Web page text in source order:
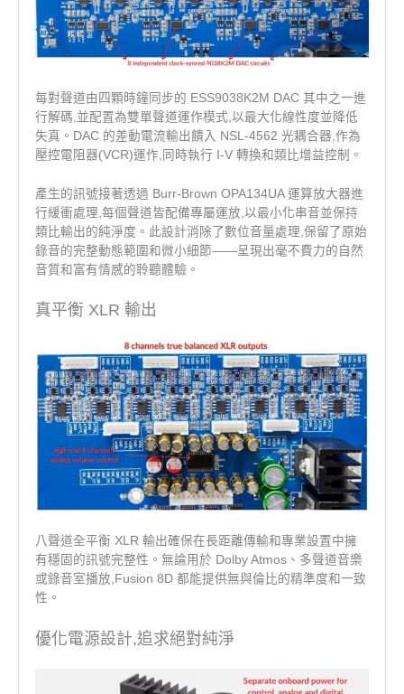
每對聲道由四顆時鐘同步的 ESS9038K2M DAC 其中之一進
行解碼,並配置為雙單聲道運作模式,以最大化線性度並降低
失真。DAC 的差動電流輸出饋入 NSL-4562 光耦合器,作為
壓控電阻器(VCR)運作,同時執行 I-V 轉換和類比增益控制。
產生的訊號接著透過 Burr-Brown OPA134UA 運算放大器進
行緩衝處理,每個聲道皆配備專屬運放,以最小化串音並保持
類比輸出的純淨度。此設計消除了數位音量處理,保留了原始
錄音的完整動態範圍和微小細節——呈現出毫不費力的自然
音質和富有情感的聆聽體驗。
真平衡 XLR 輸出
八聲道全平衡 XLR 輸出確保在長距離傳輸和專業設置中擁
有穩固的訊號完整性。無論用於 Dolby Atmos、多聲道音樂
或錄音室播放,Fusion 8D 都能提供無與倫比的精準度和一致
性。
優化電源設計,追求絕對純淨